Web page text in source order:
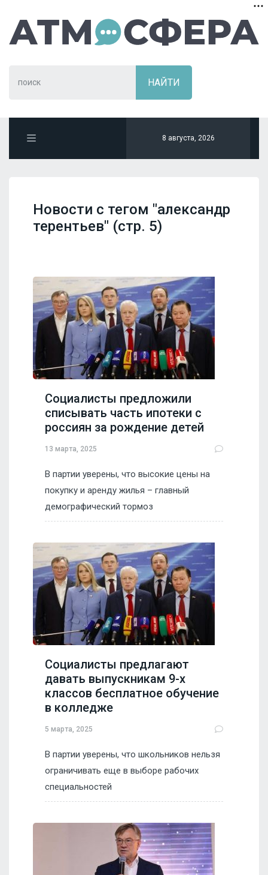
8 августа, 2026
Новости с тегом "александр
терентьев" (стр. 5)
Социалисты предложили
списывать часть ипотеки с
россиян за рождение детей
13 марта, 2025
В партии уверены, что высокие цены на
покупку и аренду жилья – главный
демографический тормоз
Социалисты предлагают
давать выпускникам 9-х
классов бесплатное обучение
в колледже
5 марта, 2025
В партии уверены, что школьников нельзя
ограничивать еще в выборе рабочих
специальностей